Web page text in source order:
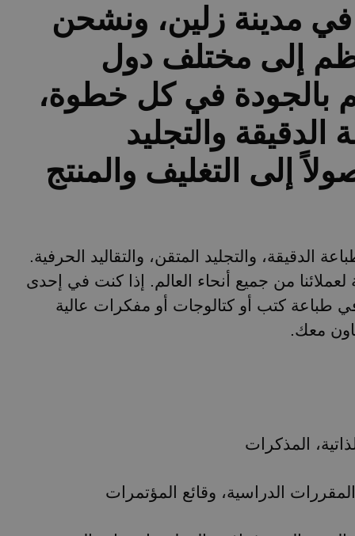
مدينة زلين، ونشحن
إلى مختلف دول
بالجودة في كل خطوة،
الدقيقة والتجليد
إلى التغليف والمنتج
الدقيقة، والتجليد المتقن، والتقاليد الحرفية.
لعملائنا من جميع أنحاء العالم. إذا كنت في إحدى
طباعة كتب أو كتالوجات أو مفكرات عالية
معك.
المذكرات
المقررات الدراسية، وقائع المؤتمرات